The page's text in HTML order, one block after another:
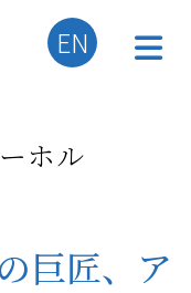
EN
ホル
巨匠、ア